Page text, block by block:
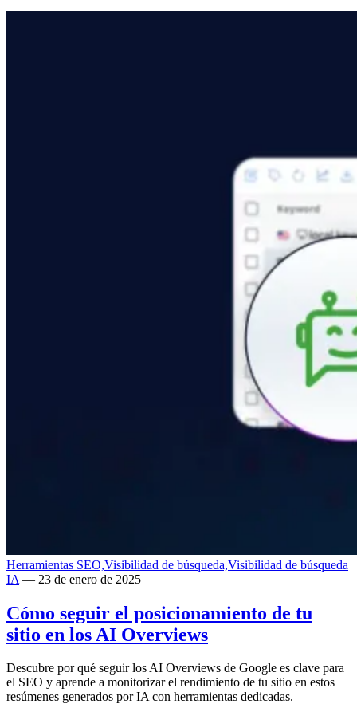
Herramientas SEO,Visibilidad de búsqueda,Visibilidad de búsqueda
IA — 23 de enero de 2025
Cómo seguir el posicionamiento de tu
sitio en los AI Overviews
Descubre por qué seguir los AI Overviews de Google es clave para
el SEO y aprende a monitorizar el rendimiento de tu sitio en estos
resúmenes generados por IA con herramientas dedicadas.